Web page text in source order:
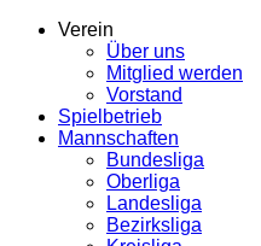
Verein
Über uns
Mitglied werden
Vorstand
Spielbetrieb
Mannschaften
Bundesliga
Oberliga
Landesliga
Bezirksliga